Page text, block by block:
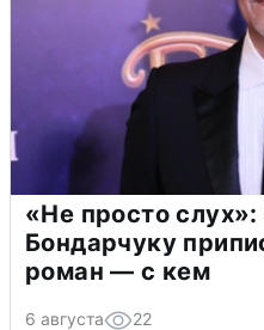
«Не просто
Бондарчуку
роман — с кем
6 августа 22